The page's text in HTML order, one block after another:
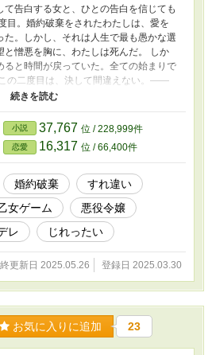
告白する女と、ひとの告白を信じても
目。婚約破棄をされたわたしは、愛を
た。しかし、それは人生で最も愚かな選
と憎悪を胸に、わたしは死んだ。 しか
ると時間が戻っていた。全ての始まりで
の二度目は、決して間違えない。――
ない。 そして今度は必ず、『彼』と共
い。 ※強くて一途で独立した女 ※す
易度が非常に高い。でも攻略した
小説 37,767 位 / 228,999件
恋愛 16,317 位 / 66,400件
婚約破棄
すれ違い
女ゲーム
悪役令嬢
レ じれったい
更新日 2025.05.26 登録日 2025.03.30
お気に入りに追加 23